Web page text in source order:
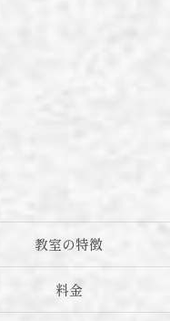
教室の特徴
料金